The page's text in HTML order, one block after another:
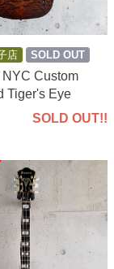
店 SOLD OUT
Custom
Tiger's Eye
SOLD OUT!!